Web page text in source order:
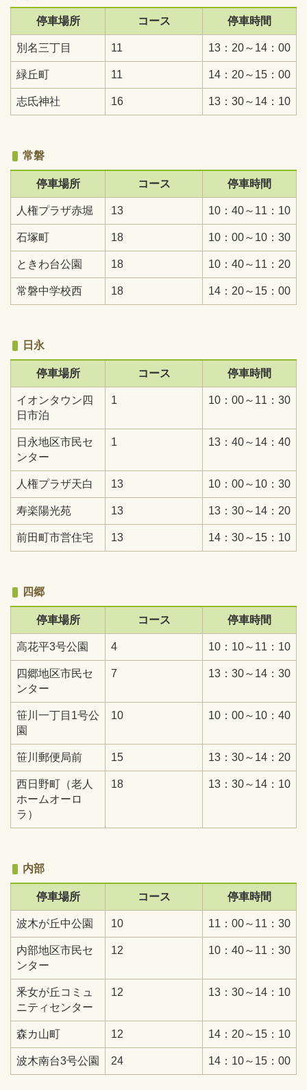
停車場所 コース 停車時間
別名三丁目 11 13：20～14：00
緑丘町 11 14：20～15：00
志氐神社 16 13：30～14：10
常磐
停車場所 コース 停車時間
人権プラザ赤堀 13 10：40～11：10
石塚町 18 10：00～10：30
ときわ台公園 18 10：40～11：20
常磐中学校西 18 14：20～15：00
日永
停車場所 コース 停車時間
イオンタウン四
日市泊
1 10：00～11：30
日永地区市民セ
ンター
1 13：40～14：40
人権プラザ天白 13 10：00～10：30
寿楽陽光苑 13 13：30～14：20
前田町市営住宅 13 14：30～15：10
四郷
停車場所 コース 停車時間
高花平3号公園 4 10：10～11：10
四郷地区市民セ
ンター
7 13：30～14：30
笹川一丁目1号公
園
10 10：00～10：40
笹川郵便局前 15 13：30～14：20
西日野町（老人
ホームオーロ
ラ）
18 13：30～14：10
内部
停車場所 コース 停車時間
波木が丘中公園 10 11：00～11：30
内部地区市民セ
ンター
12 10：40～11：30
釆女が丘コミュ
ニティセンター
12 13：30～14：10
森カ山町 12 14：20～15：10
波木南台3号公園 24 14：10～15：00